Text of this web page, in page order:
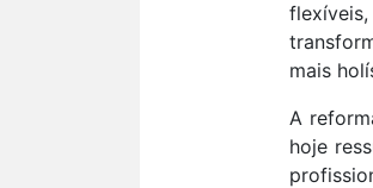
mais
A
hoje